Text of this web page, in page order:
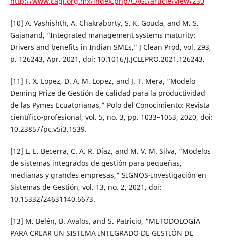
[10] A. Vashishth, A. Chakraborty, S. K. Gouda, and M. S.
Gajanand, “Integrated management systems maturity:
Drivers and benefits in Indian SMEs,” J Clean Prod, vol. 293,
p. 126243, Apr. 2021, doi: 10.1016/J.JCLEPRO.2021.126243.
[11] F. X. Lopez, D. A. M. Lopez, and J. T. Mera, “Modelo
Deming Prize de Gestión de calidad para la productividad
de las Pymes Ecuatorianas,” Polo del Conocimiento: Revista
científico-profesional, vol. 5, no. 3, pp. 1033–1053, 2020, doi:
10.23857/pc.v5i3.1539.
[12] L. E. Becerra, C. A. R. Díaz, and M. V. M. Silva, “Modelos
de sistemas integrados de gestión para pequeñas,
medianas y grandes empresas,” SIGNOS-Investigación en
Sistemas de Gestión, vol. 13, no. 2, 2021, doi:
10.15332/24631140.6673.
[13] M. Belén, B. Avalos, and S. Patricio, “METODOLOGÍA
PARA CREAR UN SISTEMA INTEGRADO DE GESTIÓN DE